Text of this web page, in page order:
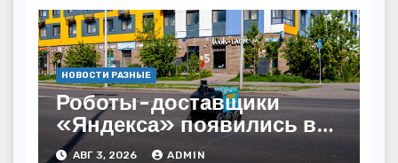
НОВОСТИ РАЗНЫЕ
Роботы-доставщики
«Яндекса» появились в
Казахстане
АВГ 3, 2026 ADMIN